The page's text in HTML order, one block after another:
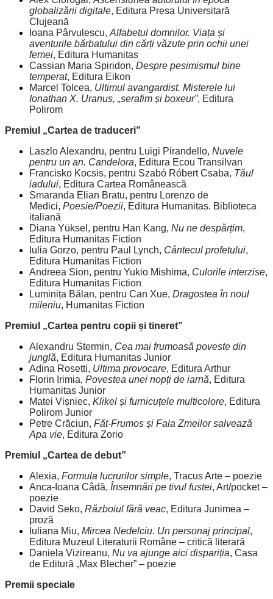
globalizării digitale, Editura Presa Universitară
Clujeană
Ioana Pârvulescu, Alfabetul domnilor. Viața și
aventurile bărbatului din cărți văzute prin ochii unei
femei, Editura Humanitas
Cassian Maria Spiridon, Despre pesimismul bine
temperat, Editura Eikon
Marcel Tolcea, Ultimul avangardist. Misterele lui
Ionathan X. Uranus, „serafim și boxeur”, Editura
Polirom
Premiul „Cartea de traduceri”
Laszlo Alexandru, pentru Luigi Pirandello, Nuvele
pentru un an. Candelora, Editura Ecou Transilvan
Francisko Kocsis, pentru Szabó Róbert Csaba, Tăul
iadului, Editura Cartea Românească
Smaranda Elian Bratu, pentru Lorenzo de
Medici, Poesie/Poezii, Editura Humanitas. Biblioteca
italiană
Diana Yüksel, pentru Han Kang, Nu ne despărțim,
Editura Humanitas Fiction
Iulia Gorzo, pentru Paul Lynch, Cântecul profetului,
Editura Humanitas Fiction
Andreea Sion, pentru Yukio Mishima, Culorile interzise,
Editura Humanitas Fiction
Luminița Bălan, pentru Can Xue, Dragostea în noul
mileniu, Humanitas Fiction
Premiul „Cartea pentru copii și tineret”
Alexandru Stermin, Cea mai frumoasă poveste din
junglă, Editura Humanitas Junior
Adina Rosetti, Ultima provocare, Editura Arthur
Florin Irimia, Povestea unei nopți de iarnă, Editura
Humanitas Junior
Matei Vișniec, Klikel și furnicuțele multicolore, Editura
Polirom Junior
Petre Crăciun, Făt-Frumos și Fala Zmeilor salvează
Apa vie, Editura Zorio
Premiul „Cartea de debut”
Alexia, Formula lucrurilor simple, Tracus Arte – poezie
Anca-Ioana Câdă, Însemnări pe tivul fustei, Art/pocket –
poezie
David Seko, Războiul fără veac, Editura Junimea –
proză
Iuliana Miu, Mircea Nedelciu. Un personaj principal,
Editura Muzeul Literaturii Române – critică literară
Daniela Vizireanu, Nu va ajunge aici dispariția, Casa
de Editură „Max Blecher” – poezie
Premii speciale